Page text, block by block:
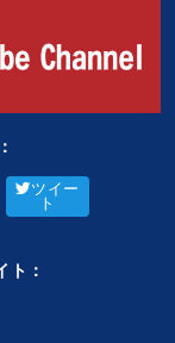
ツイー
ト
ト：